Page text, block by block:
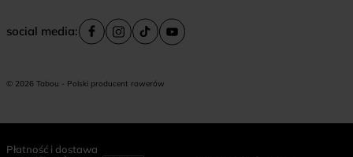
social media:
© 2026 Tabou - Polski producent rowerów
Płatność i dostawa